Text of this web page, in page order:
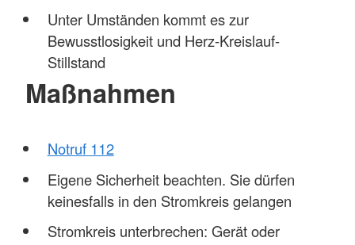
Unter Umständen kommt es zur
Bewusstlosigkeit und Herz-Kreislauf-
Stillstand
Maßnahmen
Notruf 112
Eigene Sicherheit beachten. Sie dürfen
keinesfalls in den Stromkreis gelangen
Stromkreis unterbrechen: Gerät oder